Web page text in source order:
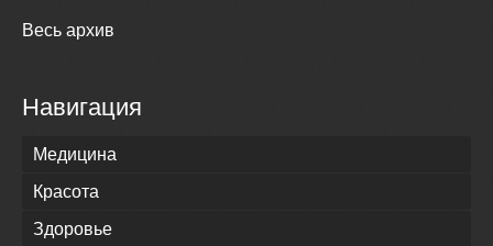
Весь архив
Навигация
Медицина
Красота
Здоровье